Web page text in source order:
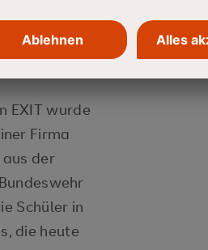
spüren.
den Idealen
EXIT wurde
Firma
der
Schüler in
die heute